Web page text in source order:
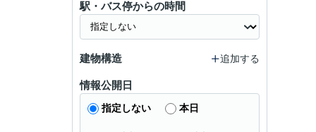
駅・バス停からの時間
建物構造 追加する
情報公開日
指定しない 本日